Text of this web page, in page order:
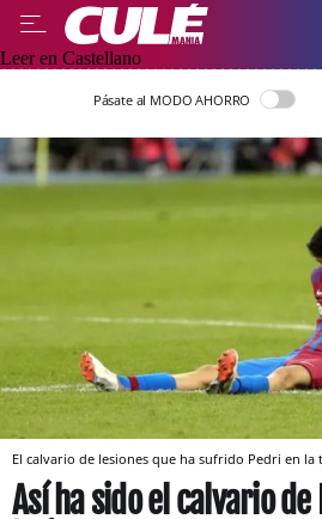
Leer en Castellano
Pásate al MODO AHORRO
El calvario de lesiones que ha sufrido Pedri en la
Así ha sido el calvario